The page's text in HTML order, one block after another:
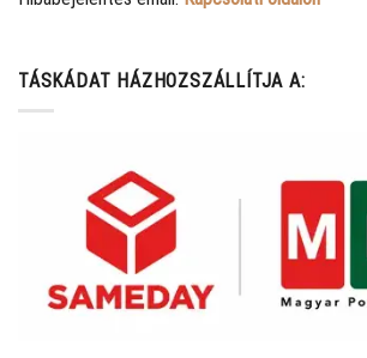
TÁSKÁDAT HÁZHOZSZÁLLÍTJA A: